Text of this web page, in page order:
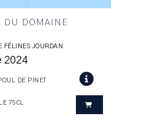
DU DOMAINE
FÉLINES JOURDAN
2024
DE PINET
75CL